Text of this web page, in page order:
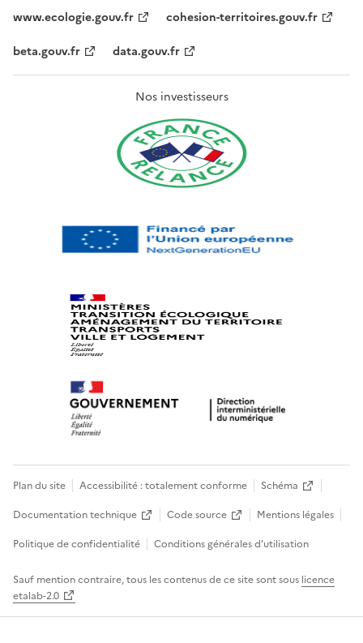
www.ecologie.gouv.fr
cohesion-territoires.gouv.fr
beta.gouv.fr
data.gouv.fr
Nos investisseurs
Plan du site Accessibilité : totalement conforme
Schéma
Documentation technique
Code source
Mentions légales
Politique de confidentialité
Conditions générales d’utilisation
Sauf mention contraire, tous les contenus de ce site sont sous licence
etalab-2.0